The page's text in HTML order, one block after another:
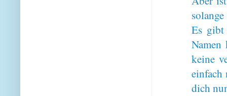
Es gibt
keine
dich